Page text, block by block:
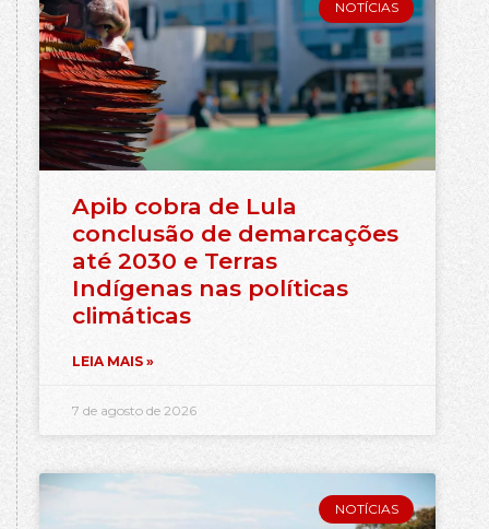
NOTÍCIAS
Apib cobra de Lula
conclusão de demarcações
até 2030 e Terras
Indígenas nas políticas
climáticas
LEIA MAIS »
7 de agosto de 2026
NOTÍCIAS